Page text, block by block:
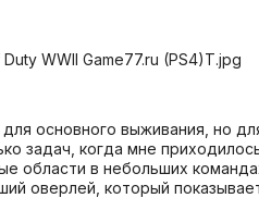
основного выживания, но
задач, когда мне
области в небольших
оверлей, который